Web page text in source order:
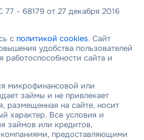
- 68179 от 27 декабря 2016
с политикой cookies. Сайт
удобства пользователей
работоспособности сайта и
микрофинансовой или
займы и не привлекает
размещенная на сайте, носит
характер. Все условия и
займов или кредитов,
предоставляющими